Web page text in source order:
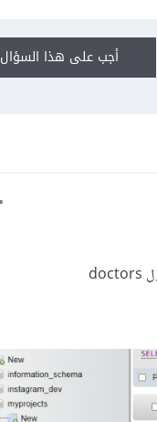
أجب على هذا السؤال